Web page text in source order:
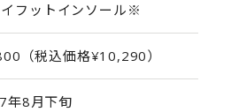
イフットインソール※
（税込価格¥10,290）
年8月下旬